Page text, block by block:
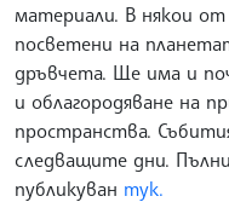
материали. В някои
посветени на
дръвчета. Ще има и
и облагородяване на
пространства.
следващите дни.
публикуван тук.